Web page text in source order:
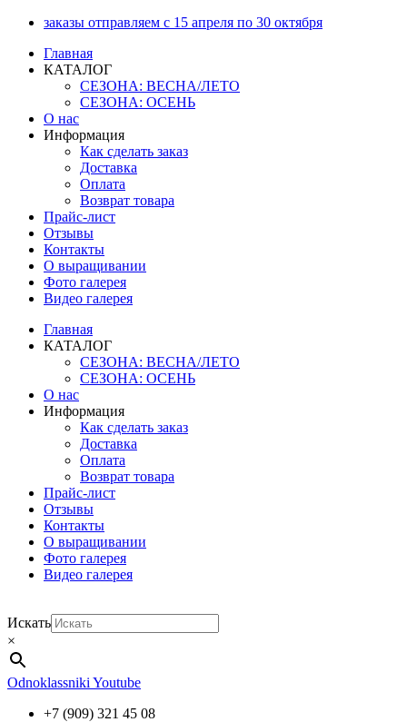
Перейти
содержимому
заказы отправляем с 15 апреля по 30 октября
Главная
КАТАЛОГ
СЕЗОНА: ВЕСНА/ЛЕТО
СЕЗОНА: ОСЕНЬ
О нас
Информация
Как сделать заказ
Доставка
Оплата
Возврат товара
Прайс-лист
Отзывы
Контакты
О выращивании
Фото галерея
Видео галерея
Главная
КАТАЛОГ
СЕЗОНА: ВЕСНА/ЛЕТО
СЕЗОНА: ОСЕНЬ
О нас
Информация
Как сделать заказ
Доставка
Оплата
Возврат товара
Прайс-лист
Отзывы
Контакты
О выращивании
Фото галерея
Видео галерея
Искать
×
Odnoklassniki Youtube
+7 (909) 321 45 08